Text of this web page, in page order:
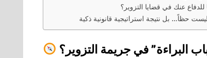
للدفاع عنك في قضايا التزوير؟
حظاً… بل نتيجة استراتيجية قانونية ذكية
البراءة” في جريمة التزوير؟